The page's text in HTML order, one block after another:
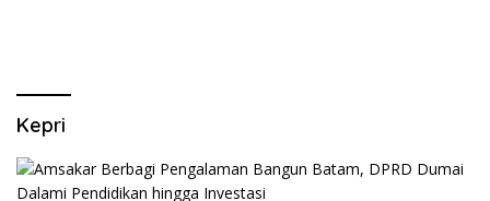
Kepri